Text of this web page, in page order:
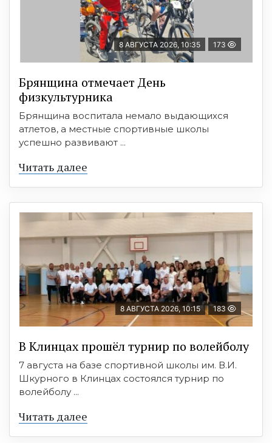
8 АВГУСТА 2026, 10:35 173
Брянщина отмечает День
физкультурника
Брянщина воспитала немало выдающихся
атлетов, а местные спортивные школы
успешно развивают ...
Читать далее
8 АВГУСТА 2026, 10:15 183
В Клинцах прошёл турнир по волейболу
7 августа на базе спортивной школы им. В.И.
Шкурного в Клинцах состоялся турнир по
волейболу ...
Читать далее